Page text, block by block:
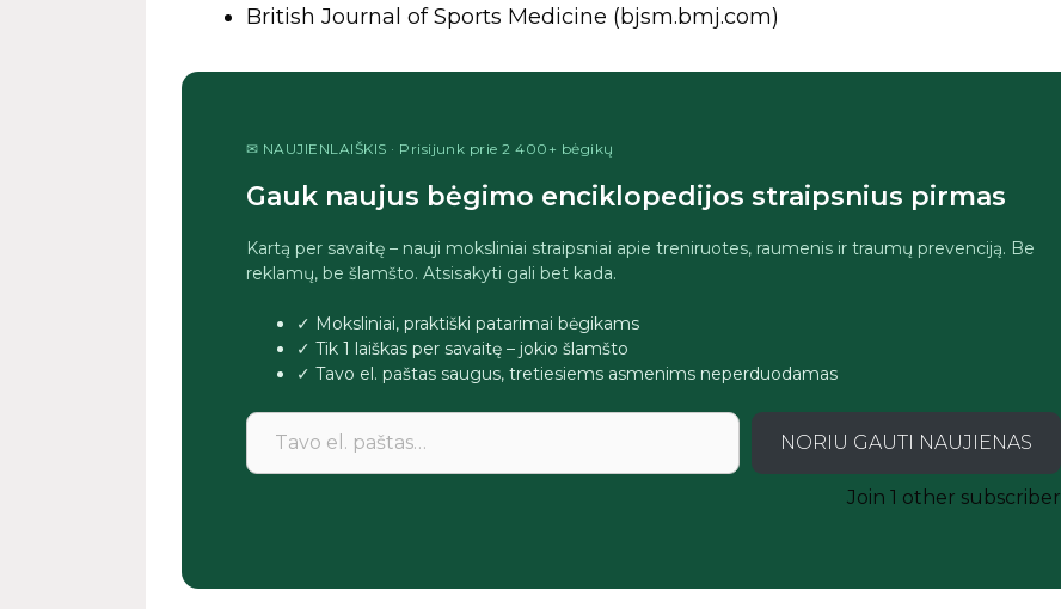
British Journal of Sports Medicine (bjsm.bmj.com)
✉ NAUJIENLAIŠKIS · Prisijunk prie 2 400+ bėgikų
Gauk naujus bėgimo enciklopedijos straipsnius pirmas
Kartą per savaitę – nauji moksliniai straipsniai apie treniruotes, raumenis ir traumų prevenciją. Be
reklamų, be šlamšto. Atsisakyti gali bet kada.
✓ Moksliniai, praktiški patarimai bėgikams
✓ Tik 1 laiškas per savaitę – jokio šlamšto
✓ Tavo el. paštas saugus, tretiesiems asmenims neperduodamas
NORIU GAUTI NAUJIENAS
Join 1 other subscriber